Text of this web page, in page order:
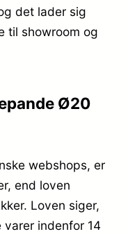
det lader sig
til showroom og
Ø20
webshops, er
end loven
Loven siger,
indenfor 14